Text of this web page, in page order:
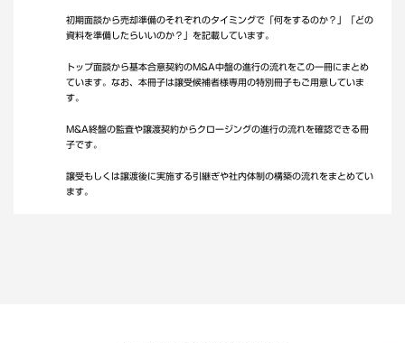
初期面談から売却準備のそれぞれのタイミングで「何をするのか？」「どの
資料を準備したらいいのか？」を記載しています。
トップ面談から基本合意契約のM&A中盤の進行の流れをこの一冊にまとめ
ています。なお、本冊子は譲受候補者様専用の特別冊子もご用意していま
す。
M&A終盤の監査や譲渡契約からクロージングの進行の流れを確認できる冊
子です。
譲受もしくは譲渡後に実施する引継ぎや社内体制の構築の流れをまとめてい
ます。